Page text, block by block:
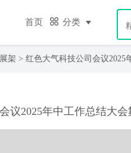
首页 分类
架 > 红色大气科技公司会议2025
议2025年中工作总结大